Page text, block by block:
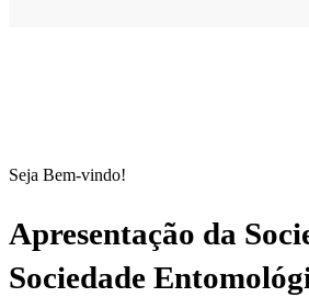
Seja Bem-vindo!
Apresentação da
Sociedade